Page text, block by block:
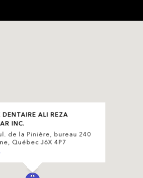
DENTAIRE ALI REZA
INC.
de la Pinière, bureau 240
Québec J6X 4P7